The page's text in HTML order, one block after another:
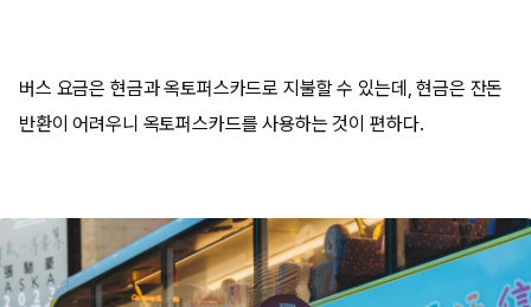
버스 요금은 현금과 옥토퍼스카드로 지불할 수 있는데, 현금은 잔돈
반환이 어려우니 옥토퍼스카드를 사용하는 것이 편하다.